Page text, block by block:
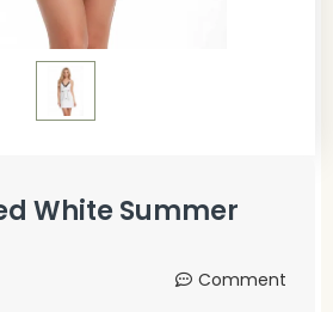
White Summer
Comment